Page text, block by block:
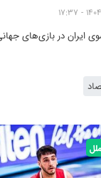
ووشوی ایران در